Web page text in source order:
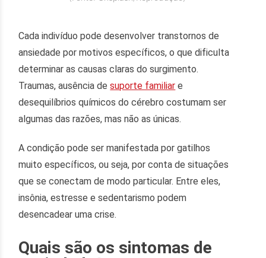
Cada indivíduo pode desenvolver transtornos de
ansiedade por motivos específicos, o que dificulta
determinar as causas claras do surgimento.
Traumas, ausência desuporte familiar e
desequilíbrios químicos do cérebro costumam ser
algumas das razões, mas não as únicas.
A condição pode ser manifestada por gatilhos
muito específicos, ou seja, por conta de situações
que se conectam de modo particular. Entre eles,
insônia, estresse e sedentarismo podem
desencadear uma crise.
Quais são os sintomas de